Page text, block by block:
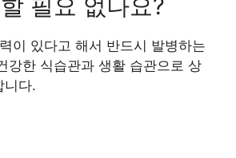
필요 없나요?
이 있다고 해서 반드시 발병하는
강한 식습관과 생활 습관으로 상
니다.